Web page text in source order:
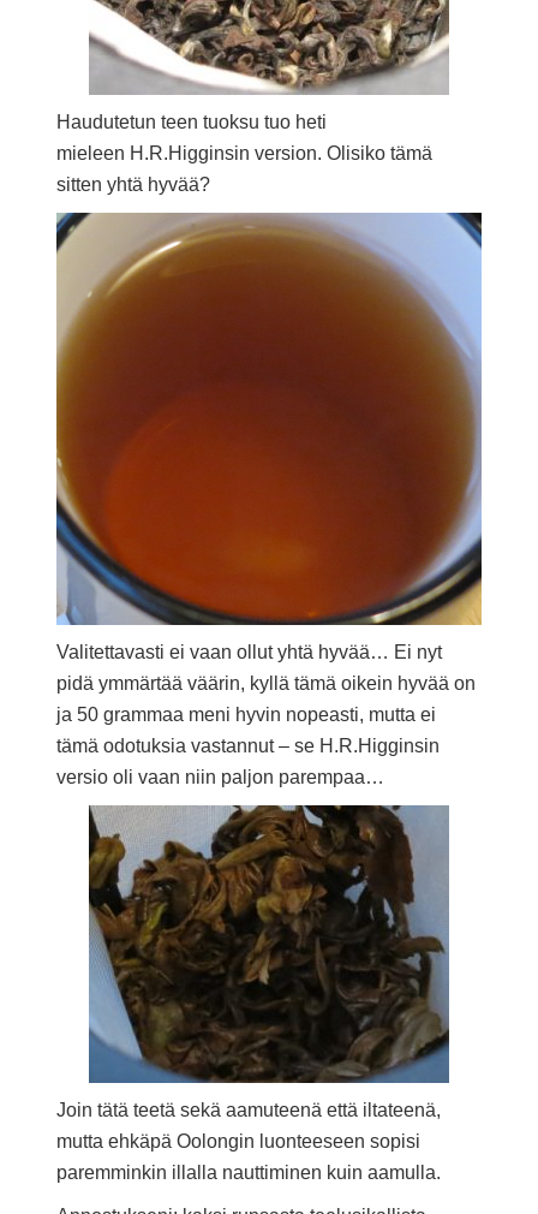
Haudutetun teen tuoksu tuo heti
mieleen H.R.Higginsin version. Olisiko tämä
sitten yhtä hyvää?
Valitettavasti ei vaan ollut yhtä hyvää… Ei nyt
pidä ymmärtää väärin, kyllä tämä oikein hyvää on
ja 50 grammaa meni hyvin nopeasti, mutta ei
tämä odotuksia vastannut – se H.R.Higginsin
versio oli vaan niin paljon parempaa…
Join tätä teetä sekä aamuteenä että iltateenä,
mutta ehkäpä Oolongin luonteeseen sopisi
paremminkin illalla nauttiminen kuin aamulla.